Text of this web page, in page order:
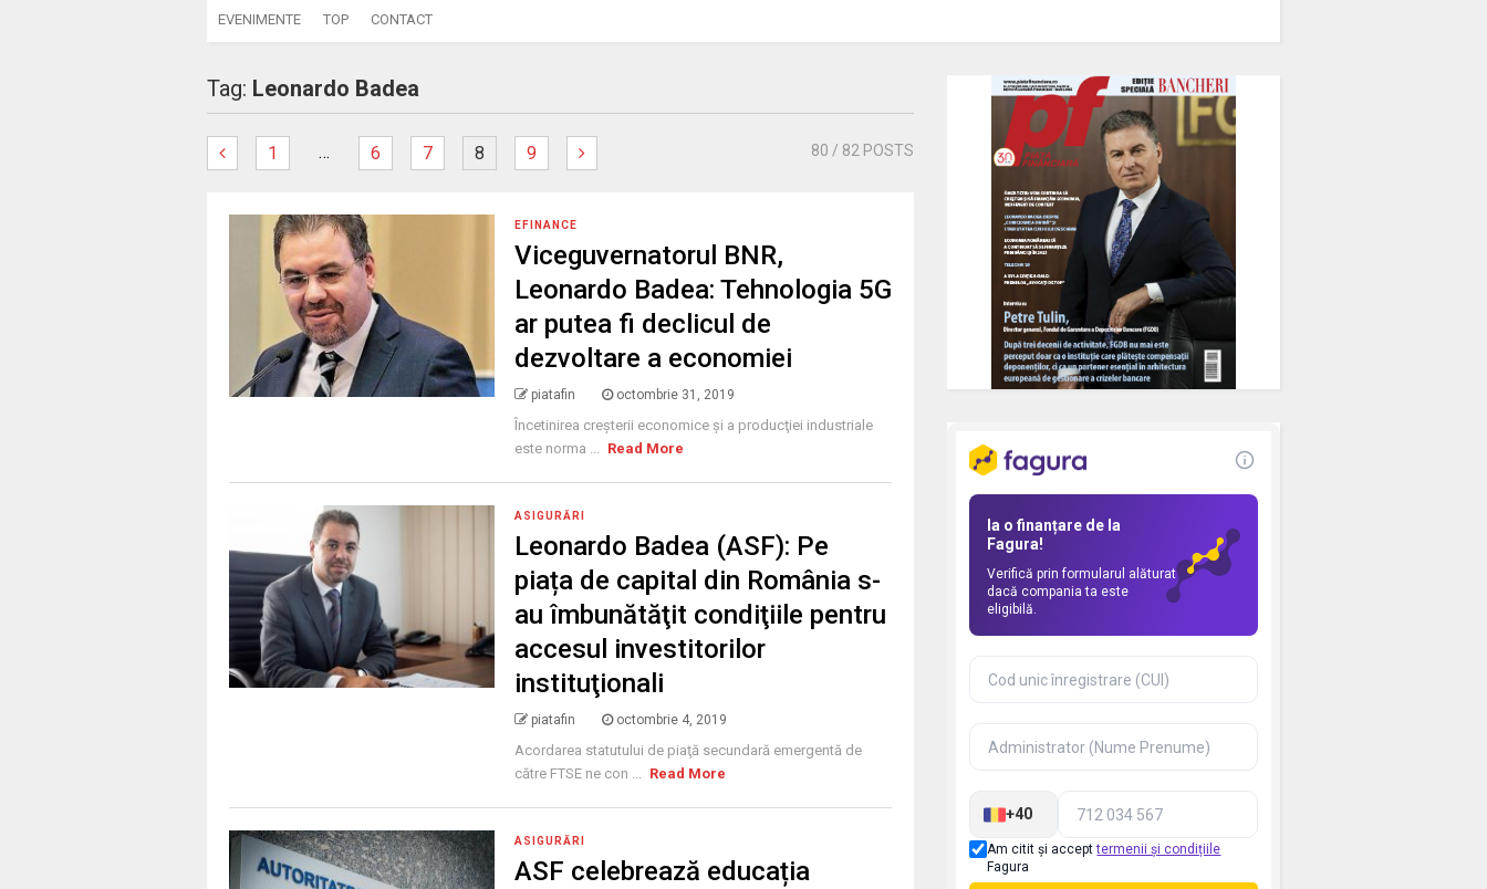
EVENIMENTE TOP CONTACT
Tag: Leonardo Badea
1 … 6 7 8 9 80 / 82 POSTS
EFINANCE
Viceguvernatorul BNR,
Leonardo Badea: Tehnologia 5G
ar putea fi declicul de
dezvoltare a economiei
piatafin octombrie 31, 2019
Încetinirea creşterii economice şi a producţiei industriale
este norma ... Read More
ASIGURĂRI
Leonardo Badea (ASF): Pe
piața de capital din România s-
au îmbunătăţit condiţiile pentru
accesul investitorilor
instituţionali
piatafin octombrie 4, 2019
Acordarea statutului de piaţă secundară emergentă de
către FTSE ne con ... Read More
ASIGURĂRI
ASF celebrează educația